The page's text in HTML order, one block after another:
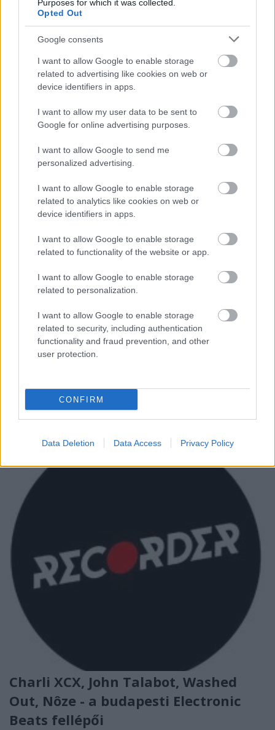
Purposes for which it was collected.
Opted Out
Google consents
I want to allow Google to enable storage
related to advertising like cookies on web or
device identifiers in apps.
I want to allow my user data to be sent to
Google for online advertising purposes.
I want to allow Google to send me
personalized advertising.
I want to allow Google to enable storage
related to analytics like cookies on web or
device identifiers in apps.
I want to allow Google to enable storage
related to functionality of the website or app.
I want to allow Google to enable storage
related to personalization.
I want to allow Google to enable storage
related to security, including authentication
functionality and fraud prevention, and other
user protection.
CONFIRM
Data Deletion Data Access Privacy Policy
Lemezek táncoslábúaknak az
rerecorder•2013. november 07.
A nemrégiben Budapesten táncoltató John Talabot
elkészítette mixalbumát a DJ-Kicks-nek, Lady Gaga
egyszerűen kitette a YouTube-ra a Matangit,
Nguzunguzu elkészült új EP-jével, ami már inkább
minialbum, a Blood Orange, azaz a…
"Szeretem a melankóliát" - John
Talabot
Frontrecorder•2013. október 28.
A spanyol John Talabot tavalyi bemutatkozó albuma
nagy kedvencünk volt - 2012-es összesítésünkban
beválasztottuk a legjobb tízbe -, és első
magyarországi fellépése (állandó koncertező
pénteki, Telekom szervezte…
Charli XCX, John Talabot, Washed
Out, Nôze - a budapesti Electronic
Beats fellépői